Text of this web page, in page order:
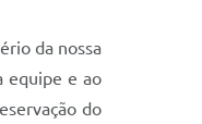
da nossa
equipe e ao
do